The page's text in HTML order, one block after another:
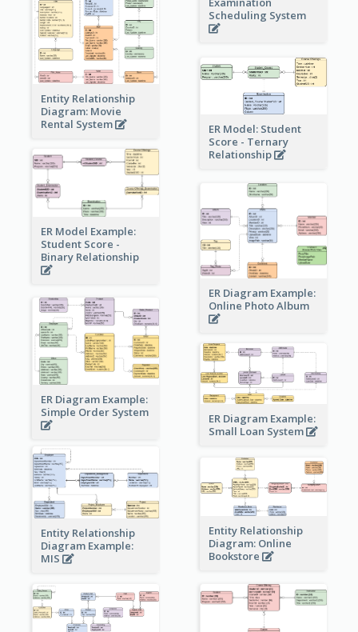
Scheduling System
Entity Relationship
Diagram: Movie
Rental System
ER Model: Student
Score - Ternary
Relationship
ER Model Example:
Student Score -
Binary Relationship
ER Diagram Example:
Online Photo Album
ER Diagram Example:
Simple Order System
ER Diagram Example:
Small Loan System
Entity Relationship
Diagram Example:
MIS
Entity Relationship
Diagram: Online
Bookstore